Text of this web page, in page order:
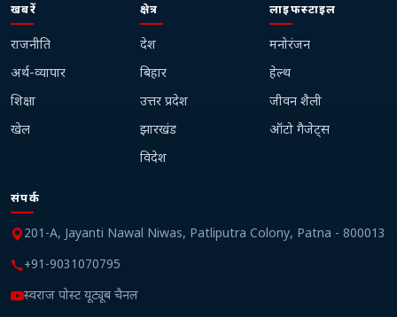
खबरें
राजनीति
अर्थ-व्यापार
शिक्षा
खेल
क्षेत्र
देश
बिहार
उत्तर प्रदेश
झारखंड
विदेश
लाइफस्टाइल
मनोरंजन
हेल्थ
जीवन शैली
ऑटो गैजेट्स
संपर्क
201-A, Jayanti Nawal Niwas, Patliputra Colony, Patna - 800013
+91-9031070795
स्वराज पोस्ट यूट्यूब चैनल